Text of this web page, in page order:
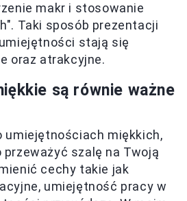
makr i stosowanie
Taki sposób prezentacji
stają się
oraz atrakcyjne.
są równie ważne
umiejętnościach miękkich,
szalę na Twoją
cechy takie jak
umiejętność pracy w